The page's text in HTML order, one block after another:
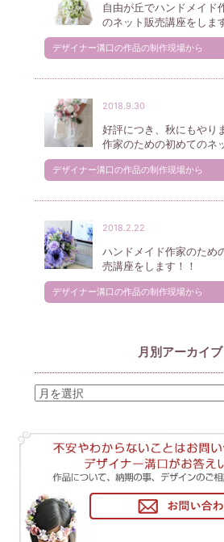
自由が丘でハンドメイド
のネット販売講座をしま
デザイナー溝口の作品の制作現場から
2018.9.30
好評につき、秋にもやり
作家のための初めてのネ
デザイナー溝口の作品の制作現場から
2018.2.22
ハンドメイド作家のため
売講座をします！！
デザイナー溝口の作品の制作現場から
月別アーカイブ